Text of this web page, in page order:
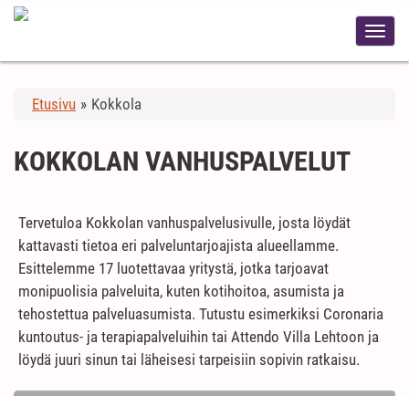
Etusivu » Kokkola
KOKKOLAN VANHUSPALVELUT
Tervetuloa Kokkolan vanhuspalvelusivulle, josta löydät
kattavasti tietoa eri palveluntarjoajista alueellamme.
Esittelemme 17 luotettavaa yritystä, jotka tarjoavat
monipuolisia palveluita, kuten kotihoitoa, asumista ja
tehostettua palveluasumista. Tutustu esimerkiksi Coronaria
kuntoutus- ja terapiapalveluihin tai Attendo Villa Lehtoon ja
löydä juuri sinun tai läheisesi tarpeisiin sopivin ratkaisu.